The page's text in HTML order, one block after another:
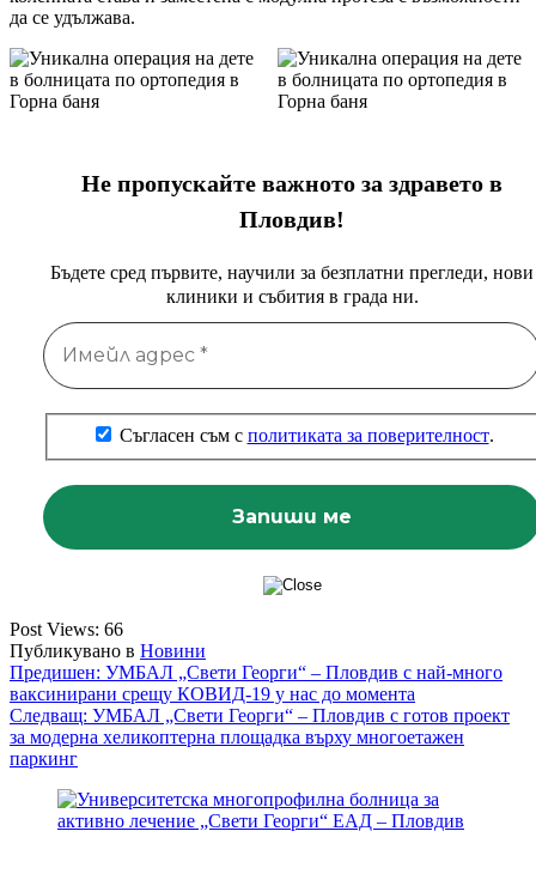
да се удължава.
Не пропускайте важното за здравето в
Пловдив!
Бъдете сред първите, научили за безплатни прегледи, нови
клиники и събития в града ни.
Съгласен съм с политиката за поверителност.
Post Views: 66
Публикувано в Новини
Навигация
Предишен: УМБАЛ „Свети Георги“ – Пловдив с най-много
ваксинирани срещу КОВИД-19 у нас до момента
Следващ: УМБАЛ „Свети Георги“ – Пловдив с готов проект
за модерна хеликоптерна площадка върху многоетажен
паркинг